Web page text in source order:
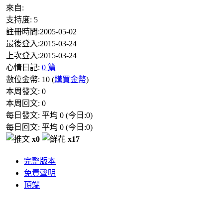
來自:
支持度: 5
註冊時間:2005-05-02
最後登入:2015-03-24
上次登入:2015-03-24
心情日記: 0 篇
數位金幣: 10 (購買金幣)
本周發文: 0
本周回文: 0
每日發文: 平均 0 (今日:0)
每日回文: 平均 0 (今日:0)
x0
x17
完整版本
免責聲明
頂端